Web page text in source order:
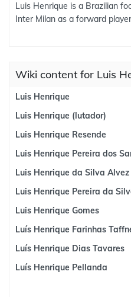
Luis Henrique is a Brazilian
Inter Milan as a forward
Wiki content for Luis
Luis Henrique
Luis Henrique (lutador)
Luis Henrique Resende
Luis Henrique Pereira dos
Luis Henrique da Silva Alvez
Luis Henrique Pereira da
Luis Henrique Gomes
Luís Henrique Farinhas
Luís Henrique Dias Tavares
Luís Henrique Pellanda